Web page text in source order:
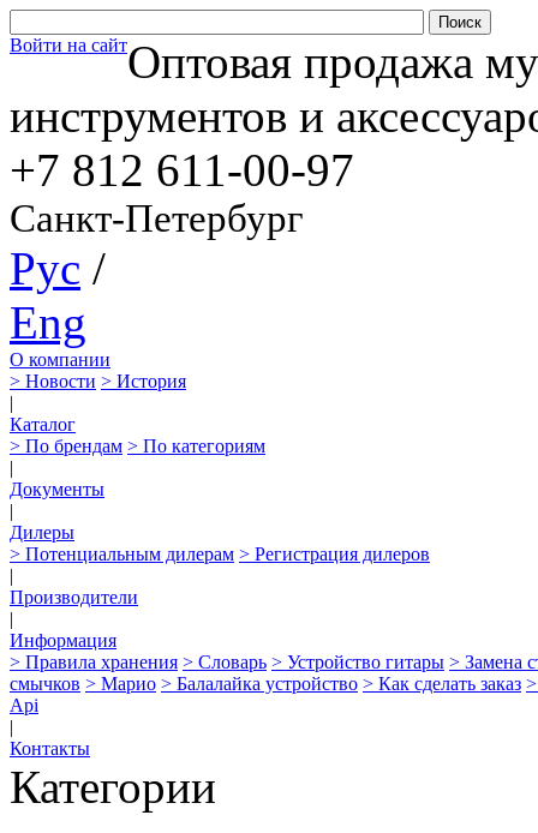
Войти на сайтОптовая продажа
инструментов и
+7 812 611-00-97
Санкт-Петербург
Рус /
Eng
О компании
> Новости > История
|
Каталог
> По брендам > По категориям
|
Документы
|
Дилеры
> Потенциальным дилерам > Регистрация дилеров
|
Производители
|
Информация
> Правила хранения > Словарь > Устройство гитары > Замена
смычков > Марио > Балалайка устройство > Как сделать заказ
Api
|
Контакты
Категории